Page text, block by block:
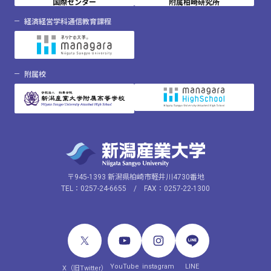
国際センター
附属柏崎研究所
経済経営学科通信教育課程
附属校
〒945-1393 新潟県柏崎市軽井川4730番地
TEL：0257-24-6655 / FAX：0257-22-1300
X（旧Twitter） YouTube instagram LINE